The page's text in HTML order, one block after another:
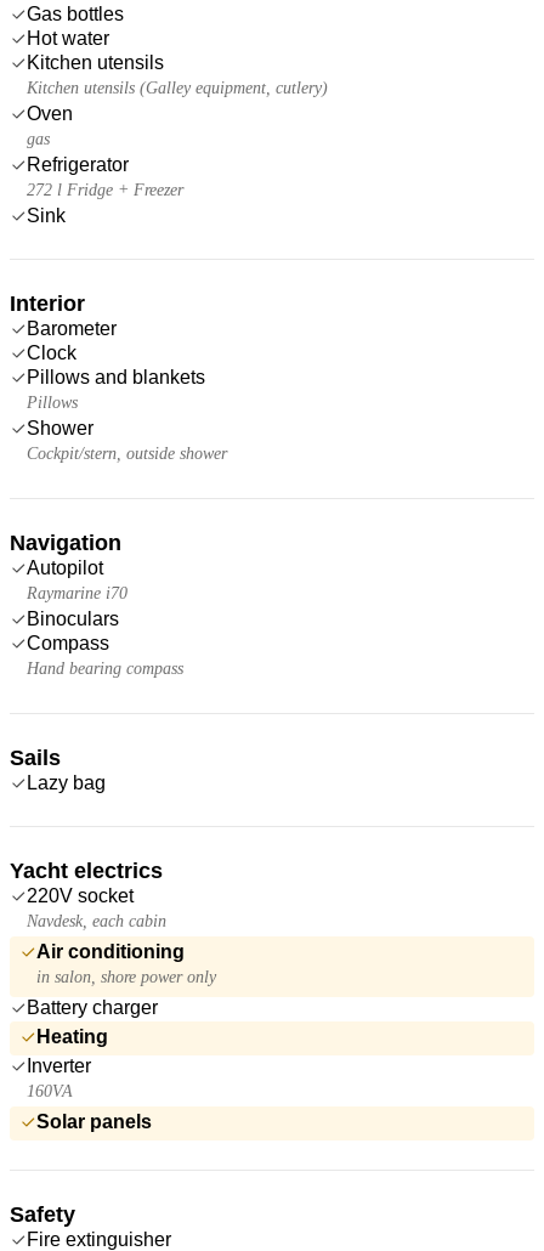
Gas bottles
Hot water
Kitchen utensils
Kitchen utensils (Galley equipment, cutlery)
Oven
gas
Refrigerator
272 l Fridge + Freezer
Sink
Interior
Barometer
Clock
Pillows and blankets
Pillows
Shower
Cockpit/stern, outside shower
Navigation
Autopilot
Raymarine i70
Binoculars
Compass
Hand bearing compass
Sails
Lazy bag
Yacht electrics
220V socket
Navdesk, each cabin
Air conditioning
in salon, shore power only
Battery charger
Heating
Inverter
160VA
Solar panels
Safety
Fire extinguisher